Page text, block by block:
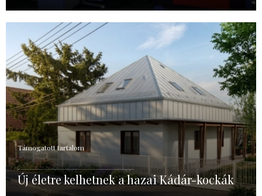
Támogatott tartalom
Új életre kelhetnek a hazai Kádár-kockák